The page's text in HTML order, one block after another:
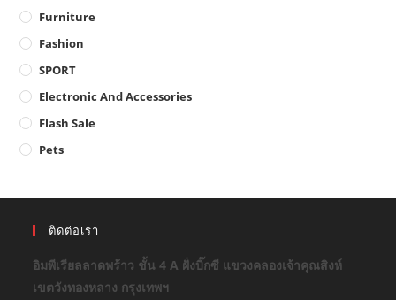
Furniture
Fashion
SPORT
Electronic And Accessories
Flash Sale
Pets
ติดต่อเรา
อิมพีเรียลลาดพร้าว ชั้น 4 A ฝั่งบิ๊กซี แขวงคลองเจ้าคุณสิงห์
เขตวังทองหลาง กรุงเทพฯ